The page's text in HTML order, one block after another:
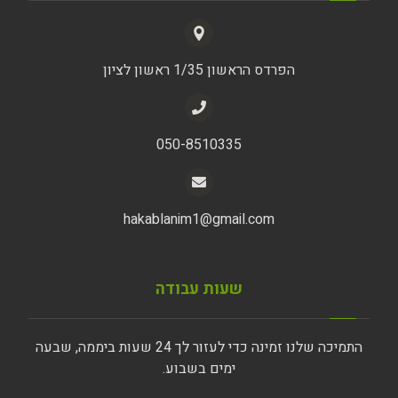
הפרדס הראשון 1/35 ראשון לציון
050-8510335
hakablanim1@gmail.com
שעות עבודה
התמיכה שלנו זמינה כדי לעזור לך 24 שעות ביממה, שבעה
ימים בשבוע.